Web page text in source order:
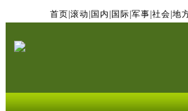
首页 滚动 国内 国际 军事 社会 地